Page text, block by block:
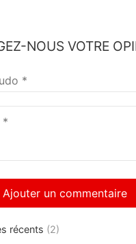
NOUS VOTRE
récents (2)